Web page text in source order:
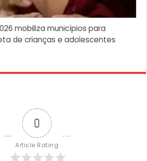
mobiliza municípios para
de crianças e adolescentes
0
Article Rating